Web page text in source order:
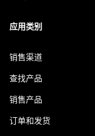
应用类别
销售渠道
查找产品
销售产品
订单和发货